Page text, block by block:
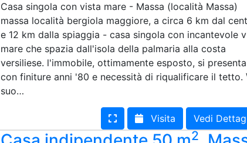
Casa singola con vista mare - Massa (località Massa)
massa località bergiola maggiore, a circa 6 km dal
e 12 km dalla spiaggia - casa singola con incantevole
mare che spazia dall'isola della palmaria alla costa
versiliese. l'immobile, ottimamente esposto, si presenta
con finiture anni '80 e necessità di riqualificare il tetto.
suo…
Visita
Vedi
2